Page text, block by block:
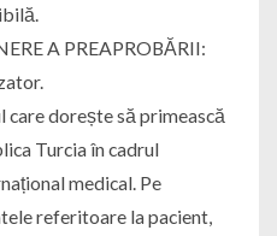
A PREAPROBĂRII:
care dorește să primească
Turcia în cadrul
medical. Pe
referitoare la pacient,